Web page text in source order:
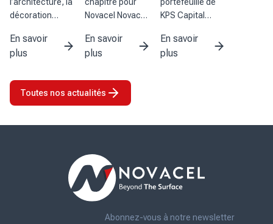
Asie
décoration
transformation
de l’aluminium
secteurs où la
qualité des
surfaces joue un
En savoir
plus
Président-
Général
Novacel Novacel
d’annoncer la
nomination
Rigaux au poste
de président-
directeur
arrivée marque
une ...
En savoir
plus
Partners
KPS Capital
renforce ses
capacités au
investisseur
industriel et
En savoir
plus
Toutes nos actualités
Abonnez-vous à notre newsletter